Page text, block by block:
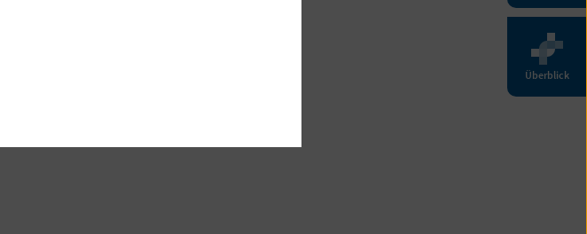
Überblick